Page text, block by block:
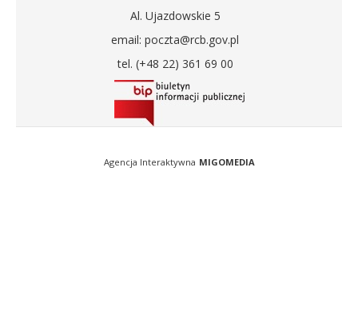
Al. Ujazdowskie 5
email: poczta@rcb.gov.pl
tel. (+48 22) 361 69 00
Agencja Interaktywna MIGOMEDIA